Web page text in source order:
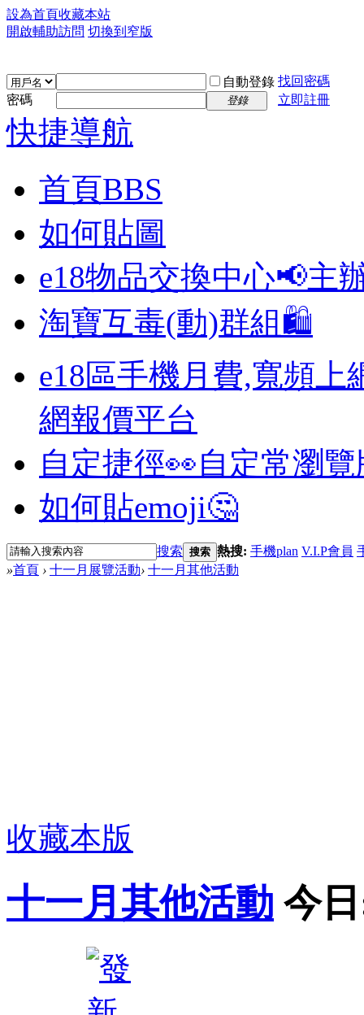
設為首頁收藏本站
開啟輔助訪問 切換到窄版
自動登錄 找回密碼
密碼
登錄 立即註冊
快捷導航
首頁BBS
如何貼圖
e18物品交換中心📢主
淘寶互毒(動)群組🛍️
e18區手機月費,寬頻上
網報價平台
自定捷徑👀自定常瀏
如何貼emoji🤔
搜索 搜索 熱搜: 手機plan V.I.P會員
»首頁 › 十一月展覽活動› 十一月其他活動
收藏本版
十一月其他活動 今